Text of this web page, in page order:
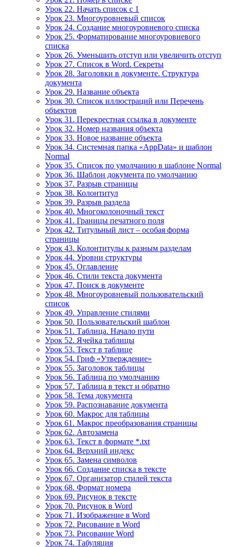
Урок 22. Начать список с 1
Урок 23. Многоуровневый список
Урок 24. Создание многоуровневого списка
Урок 25. Форматирование многоуровневого
списка
Урок 26. Уменьшить отступ или увеличить отступ
Урок 27. Список в Word. Секреты
Урок 28. Заголовки в документе. Структура
документа
Урок 29. Название объекта
Урок 30. Список иллюстраций или Перечень
объектов
Урок 31. Перекрестная ссылка в документе
Урок 32. Номер названия объекта
Урок 33. Новое название объекта
Урок 34. Системная папка «AppData» и шаблон
Normal
Урок 35. Список по умолчанию в шаблоне Normal
Урок 36. Шаблон документа по умолчанию
Урок 37. Разрыв страницы
Урок 38. Колонтитул
Урок 39. Разрыв раздела
Урок 40. Многоколоночный текст
Урок 41. Границы печатного поля
Урок 42. Титульный лист – особая форма
страницы
Урок 43. Колонтитулы к разным разделам
Урок 44. Уровни структуры
Урок 45. Оглавление
Урок 46. Стили текста документа
Урок 47. Поиск в документе
Урок 48. Многоуровневый пользовательский
список
Урок 49. Управление стилями
Урок 50. Пользовательский шаблон
Урок 51. Таблица. Начало пути
Урок 52. Ячейка таблицы
Урок 53. Текст в таблице
Урок 54. Гриф «Утверждение»
Урок 55. Заголовок таблицы
Урок 56. Таблица по умолчанию
Урок 57. Таблица в текст и обратно
Урок 58. Тема документа
Урок 59. Распознавание документа
Урок 60. Макрос для таблицы
Урок 61. Макрос преобразования страницы
Урок 62. Автозамена
Урок 63. Текст в формате *.txt
Урок 64. Верхний индекс
Урок 65. Замена символов
Урок 66. Создание списка в тексте
Урок 67. Организатор стилей текста
Урок 68. Формат номера
Урок 69. Рисунок в тексте
Урок 70. Рисунок в Word
Урок 71. Изображение в Word
Урок 72. Рисование в Word
Урок 73. Рисование Word
Урок 74. Табуляция